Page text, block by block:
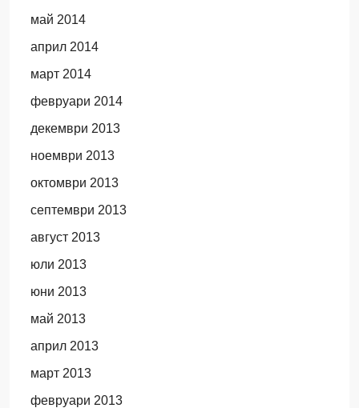
май 2014
април 2014
март 2014
февруари 2014
декември 2013
ноември 2013
октомври 2013
септември 2013
август 2013
юли 2013
юни 2013
май 2013
април 2013
март 2013
февруари 2013